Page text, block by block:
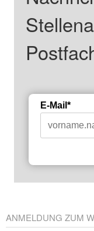
E-Mail*
ANMELDUNG ZUM